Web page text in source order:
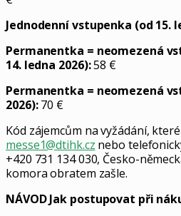
Jednodenní vstupenka (od 15.
Permanentka = neomezená
14. ledna 2026):58 €
Permanentka = neomezená
2026):70 €
Kód zájemcům na vyžádání,
messe1@dtihk.cz nebo
+420 731 134 030, Česko-
komoraobratem zašle.
NÁVOD Jak postupovat při